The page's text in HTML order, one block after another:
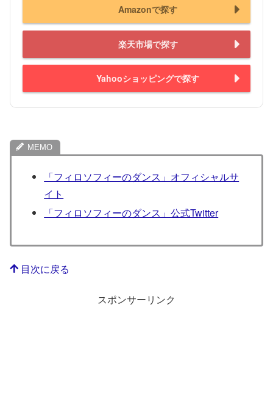
Amazonで探す
楽天市場で探す
Yahooショッピングで探す
「フィロソフィーのダンス」オフィシャルサ
イト
「フィロソフィーのダンス」公式Twitter
目次に戻る
スポンサーリンク